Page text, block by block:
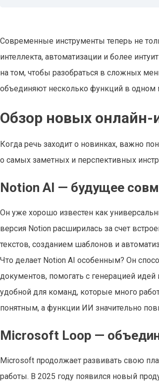
Современные инструменты теперь не
интеллекта, автоматизации и более
на том, чтобы разобраться в сложных
объединяют несколько функций в одном
Обзор новых онлайн-
Когда речь заходит о новинках, важно
о самых заметных и перспективных
Notion AI — будущее
Он уже хорошо известен как
версия Notion расширилась за счет
текстов, созданием шаблонов и
Что делает Notion AI особенным? Он
документов, помогать с генерацией
удобной для команд, которые много
понятным, а функции ИИ значительно
Microsoft Loop —
Microsoft продолжает развивать свою
работы. В 2025 году появился новый